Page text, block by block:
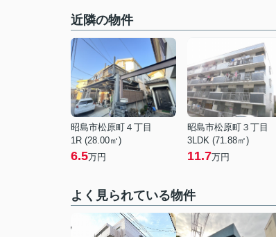
近隣の物件
昭島市松原町４丁目
1R (28.00㎡)
6.5万円
昭島市松原町３丁目
3LDK (71.88㎡)
11.7万円
よく見られている物件